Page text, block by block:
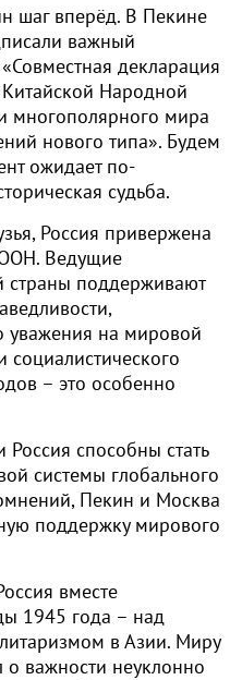
шаг вперёд. В Пекине
важный
декларация
Народной
многополярного мира
нового типа». Будем
ожидает по-
судьба.
Россия привержена
Ведущие
страны поддерживают
уважения на мировой
– это особенно
способны стать
системы глобального
Пекин и Москва
поддержку мирового
вместе
1945 года – над
в Азии. Миру
о важности неуклонно